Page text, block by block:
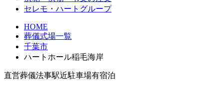
セレモ・ハートグループ
HOME
葬儀式場一覧
千葉市
ハートホール稲毛海岸
直営葬儀法事駅近駐車場有宿泊